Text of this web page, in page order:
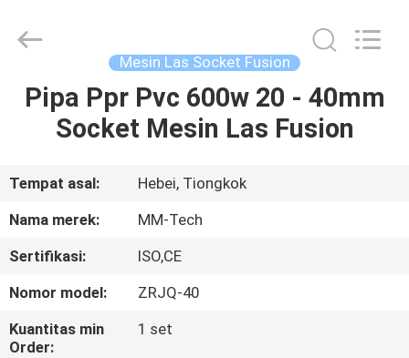
RUMAH
TENTANG
KAMI
TUR
PABRIK
Mingmai
Technology
Reserved.
Mesin Las Socket Fusion
Pipa Ppr Pvc 600w 20 - 40mm
Socket Mesin Las Fusion
Tempat asal:
Hebei, Tiongkok
Nama merek:
MM-Tech
Sertifikasi:
ISO,CE
Nomor model:
ZRJQ-40
Kuantitas min
Order:
1 set